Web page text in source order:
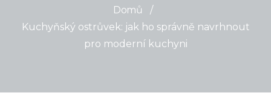
Domů
/
Kuchyňský ostrůvek: jak ho správně navrhnout
pro moderní kuchyni